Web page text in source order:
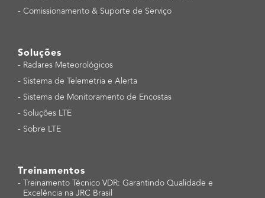
- Comissionamento & Suporte de Serviço
Soluções
- Radares Meteorológicos
- Sistema de Telemetria e Alerta
- Sistema de Monitoramento de Encostas
- Soluções LTE
- Sobre LTE
Treinamentos
- Treinamento Técnico VDR: Garantindo Qualidade e
Excelência na JRC Brasil